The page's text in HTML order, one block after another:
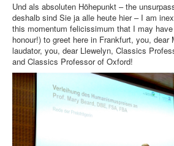
Und als absoluten Höhepunkt – the
deshalb sind Sie ja alle heute hier – I am
this momentum felicissimum that I may
honour!) to greet here in Frankfurt, you, dear
laudator, you, dear Llewelyn, Classics
and Classics Professor of Oxford!